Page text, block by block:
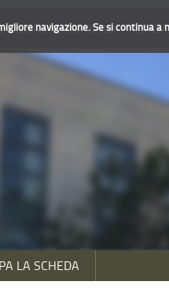
navigazione. Se si continua a
GLOCAL IL SIMBOLO
LA SCHEDA